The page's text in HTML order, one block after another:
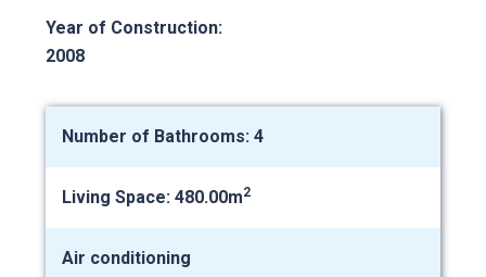
Year of Construction:
2008
Number of Bathrooms: 4
Living Space: 480.00m2
Air conditioning